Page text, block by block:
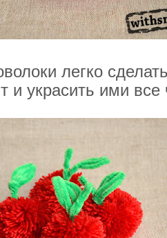
легко
и украсить ими